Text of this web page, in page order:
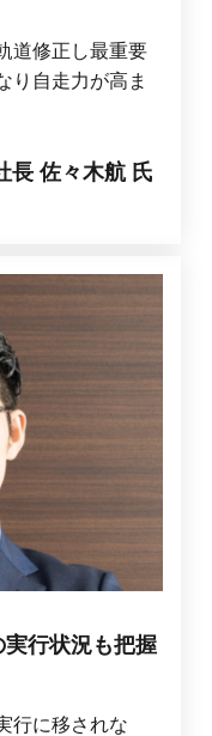
道修正し最重要
り自走力が高ま
長 佐々木航 氏
行状況も把握
行に移されな